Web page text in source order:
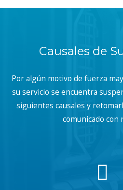
Causales de
Por algún motivo de fuerza
su servicio se encuentra
siguientes causales y
comunicado con